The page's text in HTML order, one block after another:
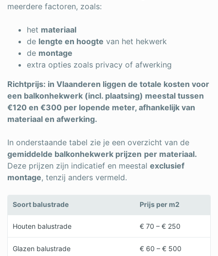
meerdere factoren, zoals:
het materiaal
de lengte en hoogte van het hekwerk
de montage
extra opties zoals privacy of afwerking
Richtprijs: in Vlaanderen liggen de totale kosten voor
een balkonhekwerk (incl. plaatsing) meestal tussen
€120 en €300 per lopende meter, afhankelijk van
materiaal en afwerking.
In onderstaande tabel zie je een overzicht van de
gemiddelde balkonhekwerk prijzen per materiaal.
Deze prijzen zijn indicatief en meestal exclusief
montage, tenzij anders vermeld.
Soort balustrade Prijs per m2
Houten balustrade € 70 – € 250
Glazen balustrade € 60 – € 500